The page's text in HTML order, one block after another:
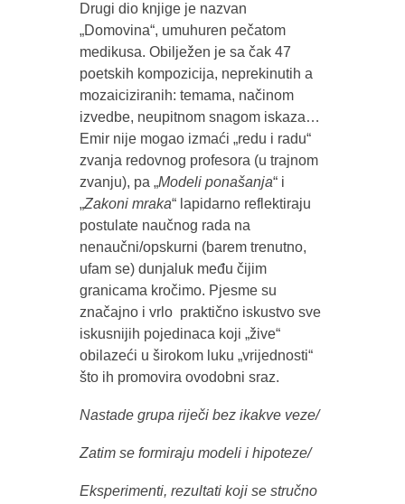
Drugi dio knjige je nazvan
„Domovina“, umuhuren pečatom
medikusa. Obilježen je sa čak 47
poetskih kompozicija, neprekinutih a
mozaiciziranih: temama, načinom
izvedbe, neupitnom snagom iskaza…
Emir nije mogao izmaći „redu i radu“
zvanja redovnog profesora (u trajnom
zvanju), pa „Modeli ponašanja“ i
„Zakoni mraka“ lapidarno reflektiraju
postulate naučnog rada na
nenaučni/opskurni (barem trenutno,
ufam se) dunjaluk među čijim
granicama kročimo. Pjesme su
značajno i vrlo praktično iskustvo sve
iskusnijih pojedinaca koji „žive“
obilazeći u širokom luku „vrijednosti“
što ih promovira ovodobni sraz.
Nastade grupa riječi bez ikakve veze/
Zatim se formiraju modeli i hipoteze/
Eksperimenti, rezultati koji se stručno